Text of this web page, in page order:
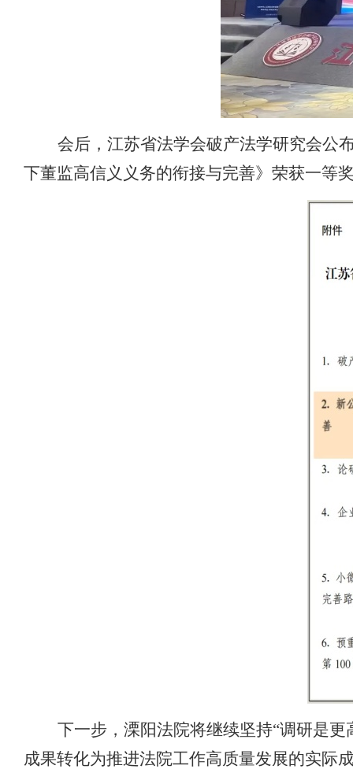
会后，江苏省法学会破产法学研究会公
下董监高信义义务的衔接与完善》荣获一等
下一步，溧阳法院将继续坚持“调研是
成果转化为推进法院工作高质量发展的实际